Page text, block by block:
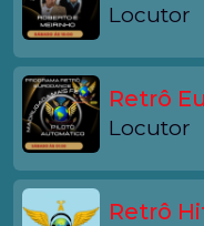
Locutor
Retrô
Locutor
Retrô